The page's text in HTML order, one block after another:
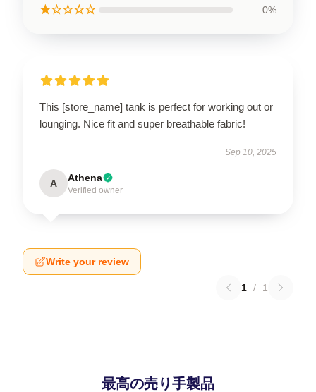
★☆☆☆☆ 0%
This [store_name] tank is perfect for working out or
lounging. Nice fit and super breathable fabric!
Sep 10, 2025
A Athena
Verified owner
Write your review
1 / 1
最高の売り手製品